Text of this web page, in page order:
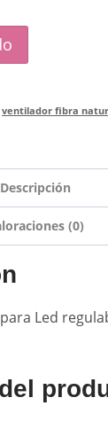
ventilador fibra
Descripción
(0)
Led